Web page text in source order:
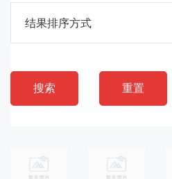
结果排序方式
搜索 重置